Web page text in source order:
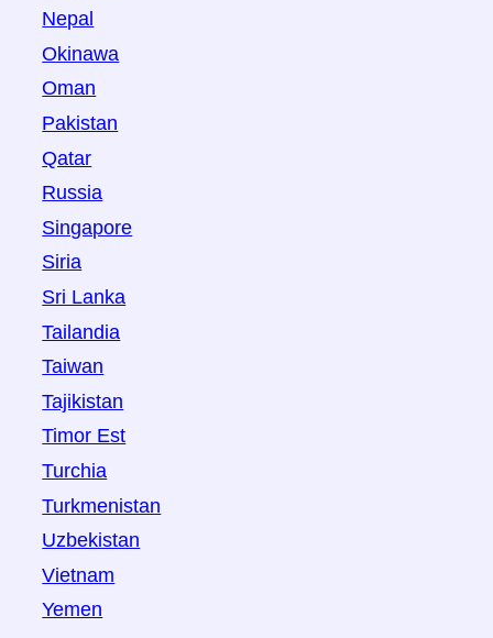
Nepal
Okinawa
Oman
Pakistan
Qatar
Russia
Singapore
Siria
Sri Lanka
Tailandia
Taiwan
Tajikistan
Timor Est
Turchia
Turkmenistan
Uzbekistan
Vietnam
Yemen